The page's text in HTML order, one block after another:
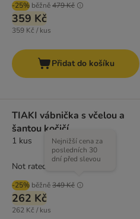
-25% běžně479 Kč
359 Kč
359 Kč / kus
Přidat do košíku
TIAKI vábnička s včelou a
šantou kočičí
1 kus
-25% běžně349 Kč
Nejnižší cena za
posledních 30
dní před slevou
262 Kč
262 Kč / kus
Not rated